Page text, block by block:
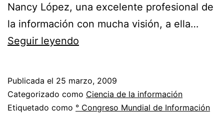
Nancy López, una excelente profesional de
la información con mucha visión, a ella…
Seguir leyendo
a
Biblioteca
Publicada el 25 marzo, 2009
Categorizado como Ciencia de la información
Etiquetado como ° Congreso Mundial de Información